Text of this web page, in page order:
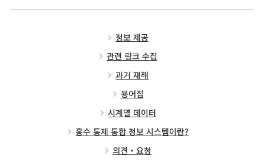
정보 제공
관련 링크 수집
과거 재해
용어집
시계열 데이터
홍수 통제 통합 정보 시스템이란?
의견・요청